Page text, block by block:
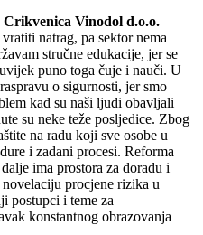
Vinodol d.o.o.
natrag, pa sektor nema
stručne edukacije, jer se
puno toga čuje i nauči. U
o sigurnosti, jer smo
kad su naši ljudi obavljali
su neke teže posljedice. Zbog
na radu koji sve osobe u
i zadani procesi. Reforma
ima prostora za doradu i
procjene rizika u
postupci i teme za
konstantnog obrazovanja